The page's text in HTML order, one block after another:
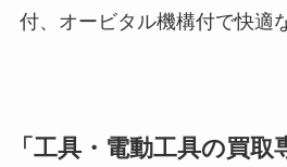
付、オービタル機構付で快適
「工具・電動工具の買